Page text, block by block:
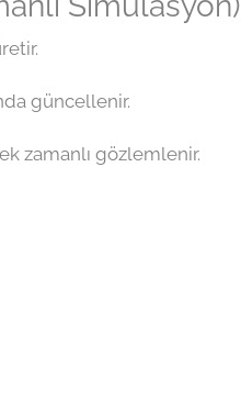
güncellenir.
zamanlı gözlemlenir.